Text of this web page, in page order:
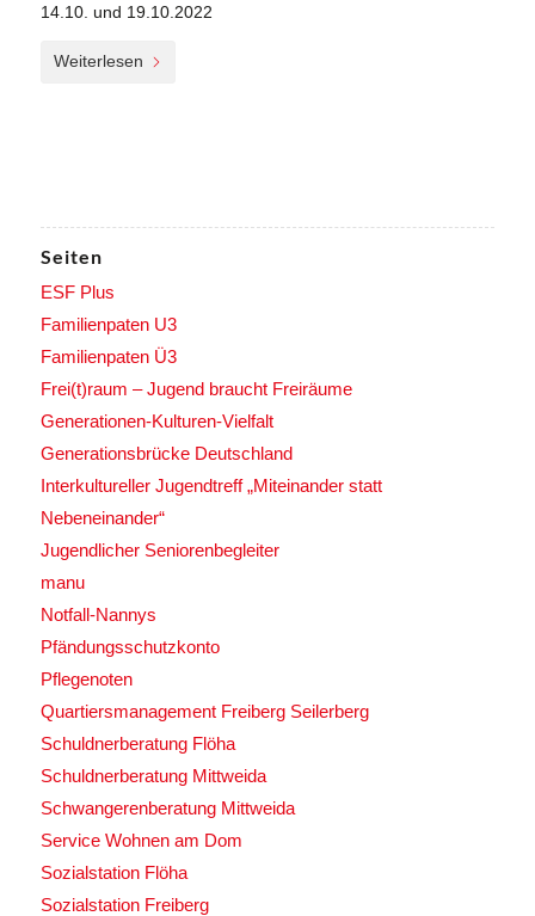
14.10. und 19.10.2022
Weiterlesen
Seiten
ESF Plus
Familienpaten U3
Familienpaten Ü3
Frei(t)raum – Jugend braucht Freiräume
Generationen-Kulturen-Vielfalt
Generationsbrücke Deutschland
Interkultureller Jugendtreff „Miteinander statt
Nebeneinander“
Jugendlicher Seniorenbegleiter
manu
Notfall-Nannys
Pfändungsschutzkonto
Pflegenoten
Quartiersmanagement Freiberg Seilerberg
Schuldnerberatung Flöha
Schuldnerberatung Mittweida
Schwangerenberatung Mittweida
Service Wohnen am Dom
Sozialstation Flöha
Sozialstation Freiberg